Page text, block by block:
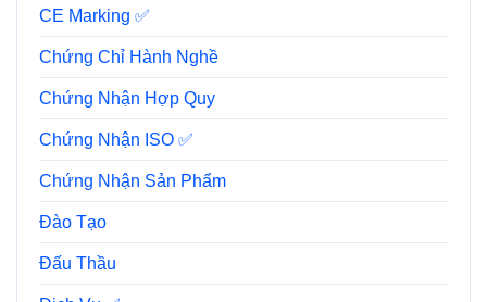
CE Marking ✅
Chứng Chỉ Hành Nghề
Chứng Nhận Hợp Quy
Chứng Nhận ISO ✅
Chứng Nhận Sản Phẩm
Đào Tạo
Đấu Thầu